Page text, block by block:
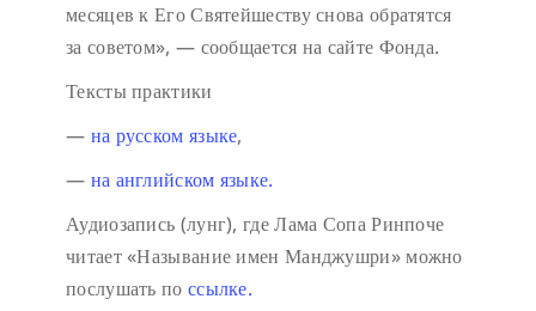
месяцев к Его Святейшеству снова обратятся
за советом», — сообщается на сайте Фонда.
Тексты практики
— на русском языке,
— на английском языке.
Аудиозапись (лунг), где Лама Сопа Ринпоче
читает «Называние имен Манджушри» можно
послушать по ссылке.